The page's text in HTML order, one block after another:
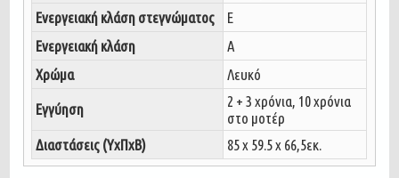
Ενεργειακή κλάση στεγνώματος
E
Ενεργειακή κλάση
A
Χρώμα
Λευκό
Εγγύηση
2 + 3 χρόνια, 10 χρόνια
στο μοτέρ
Διαστάσεις (ΥxΠxΒ)
85 x 59.5 x 66,5εκ.